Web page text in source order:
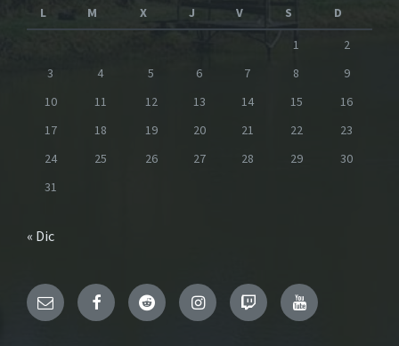
L
M X J V S
D
1
2
3
4 5 6 7 8
9
10
11 12 13 14 15
16
17
18 19 20 21 22
23
24
25 26 27 28 29
30
31
« Dic
Email FacebookReddit InstagramTwitch YouTube